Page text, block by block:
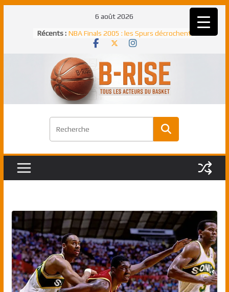
6 août 2026
Récents : meilleur défenseur d’une saison NBA
NBA Finals 2005 : les Spurs décrochent
face aux Pistons
NBA Finals 2021 : les Bucks et Giannis
Antetokounmpo triomphent, le Greek
Freek élu MVP
Shai Gilgeous-Alexander : son premier
match à plus de 40 points en NBA, le
canadien transcendant face aux Spurs
Pau Gasol dans l’histoire en 2002 :
l’année